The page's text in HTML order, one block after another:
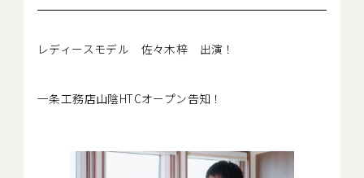
レディースモデル 佐々木梓 出演！
一条工務店山陰HTCオープン告知！